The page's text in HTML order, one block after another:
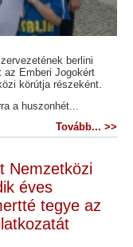
berlini
az Emberi Jogokért
körútja részeként.
a huszonhét...
Tovább... >>
Nemzetközi
éves
tegye az